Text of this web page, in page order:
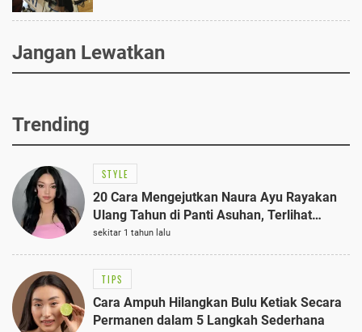
Jangan Lewatkan
Trending
STYLE
20 Cara Mengejutkan Naura Ayu Rayakan
Ulang Tahun di Panti Asuhan, Terlihat
Anggun dengan Kaftan Cokelat
sekitar 1 tahun lalu
TIPS
Cara Ampuh Hilangkan Bulu Ketiak Secara
Permanen dalam 5 Langkah Sederhana